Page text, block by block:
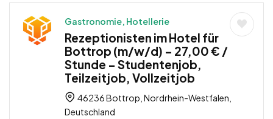
Gastronomie, Hotellerie
Rezeptionisten im Hotel für
Bottrop (m/w/d) – 27,00 € /
Stunde – Studentenjob,
Teilzeitjob, Vollzeitjob
46236 Bottrop, Nordrhein-Westfalen,
Deutschland